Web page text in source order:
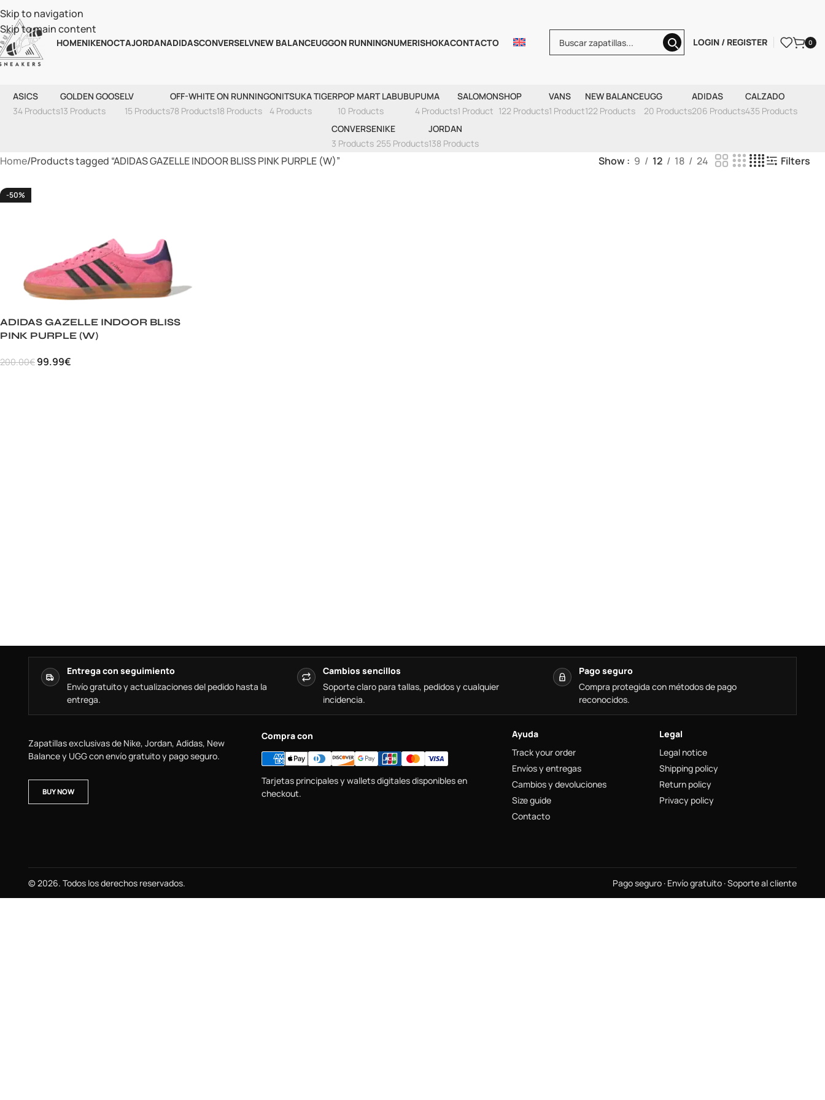
Skip to navigation
Skip to main content
HOMENIKENOCTAJORDANADIDASCONVERSELVNEW BALANCEUGGON RUNNINGNUMERISHOKACONTACTO LOGIN / REGISTER 0
ADIDAS GAZELLE INDOOR BLISS PINK PURPLE (W)
ASICS
34 Products
GOLDEN GOOSE
13 Products
LV
15 Products
OFF-WHITE
78 Products
ON RUNNING
18 Products
ONITSUKA TIGER
4 Products
POP MART LABUBU
10 Products
PUMA
4 Products
SALOMON
1 Product
SHOP
122 Products
VANS
1 Product
NEW BALANCE
122 Products
UGG
20 Products
ADIDAS
206 Products
CALZADO
435 Products
CONVERSE
3 Products
NIKE
255 Products
JORDAN
138 Products
Home Products tagged “ADIDAS GAZELLE INDOOR BLISS PINK PURPLE (W)” Show 9 12 18 24 Filters
-50%
ADIDAS GAZELLE INDOOR BLISS
PINK PURPLE (W)
200.00€ 99.99€
Entrega con seguimiento
Envío gratuito y actualizaciones del pedido hasta la
entrega.
Cambios sencillos
Soporte claro para tallas, pedidos y cualquier
incidencia.
Pago seguro
Compra protegida con métodos de pago
reconocidos.
Zapatillas exclusivas de Nike, Jordan, Adidas, New
Balance y UGG con envío gratuito y pago seguro.
BUY NOW
Compra con
Tarjetas principales y wallets digitales disponibles en
checkout.
Ayuda
Track your order
Envíos y entregas
Cambios y devoluciones
Size guide
Contacto
Legal
Legal notice
Shipping policy
Return policy
Privacy policy
© 2026. Todos los derechos reservados. Pago seguro · Envío gratuito · Soporte al cliente